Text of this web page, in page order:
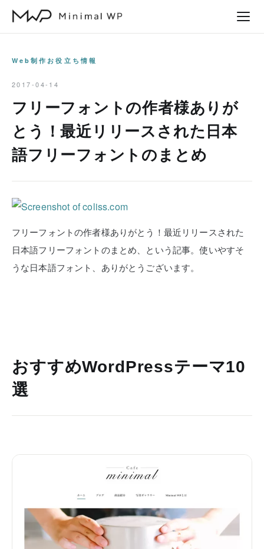
Web制作お役立ち情報
2017-04-14
フリーフォントの作者様ありが
とう！最近リリースされた日本
語フリーフォントのまとめ
フリーフォントの作者様ありがとう！最近リリースされた
日本語フリーフォントのまとめ、という記事。使いやすそ
うな日本語フォント、ありがとうございます。
おすすめWordPressテーマ10
選